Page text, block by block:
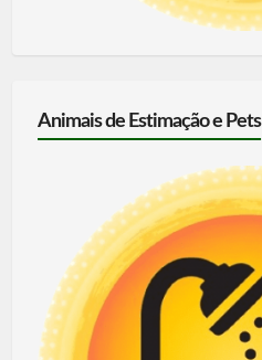
Animais de Estimação e Pets